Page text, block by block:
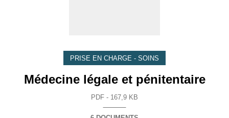
PRISE EN CHARGE - SOINS
Médecine légale et pénitentaire
PDF - 167,9 KB